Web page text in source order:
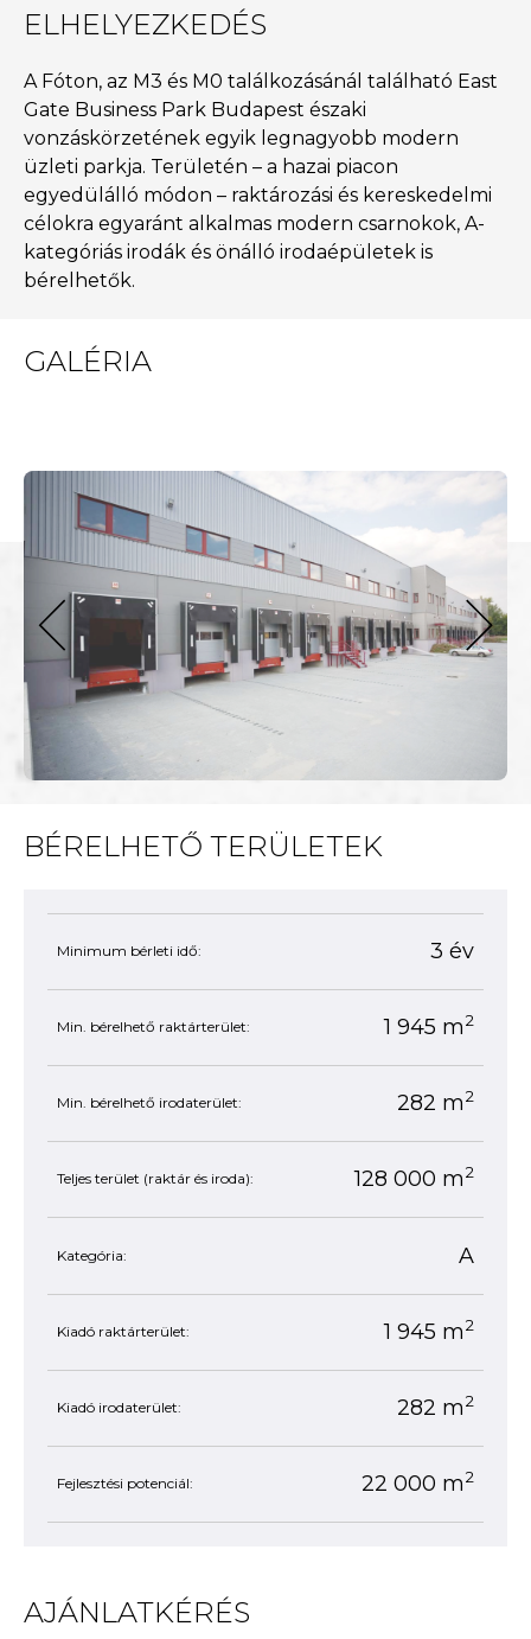
ELHELYEZKEDÉS
A Fóton, az M3 és M0 találkozásánál található East
Gate Business Park Budapest északi
vonzáskörzetének egyik legnagyobb modern
üzleti parkja. Területén – a hazai piacon
egyedülálló módon – raktározási és kereskedelmi
célokra egyaránt alkalmas modern csarnokok, A-
kategóriás irodák és önálló irodaépületek is
bérelhetők.
GALÉRIA
next
BÉRELHETŐ TERÜLETEK
Minimum bérleti idő: 3 év
Min. bérelhető raktárterület: 1 945 m2
Min. bérelhető irodaterület: 282 m2
Teljes terület (raktár és iroda): 128 000 m2
Kategória: A
Kiadó raktárterület: 1 945 m2
Kiadó irodaterület: 282 m2
Fejlesztési potenciál: 22 000 m2
AJÁNLATKÉRÉS